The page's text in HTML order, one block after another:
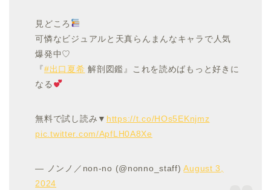
見どころ
可憐なビジュアルと天真らんまんなキャラで人気
爆発中♡
『#出口夏希 解剖図鑑』これを読めばもっと好きに
なる
無料で試し読み▼ https://t.co/HOs5EKnjmz
pic.twitter.com/ApfLH0A8Xe
— ノンノ／non-no (@nonno_staff)August 3,
2024